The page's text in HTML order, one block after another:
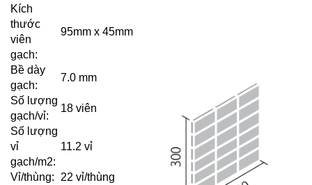
Kích
thước
viên
gạch:
95mm x 45mm
Bề dày
gạch:
7.0 mm
Số lượng
gạch/vỉ:
18 viên
Số lượng
vỉ
gạch/m2:
11.2 vỉ
Vỉ/thùng:
22 vỉ/thùng